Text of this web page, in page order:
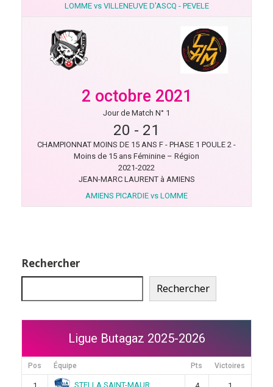
LOMME vs VILLENEUVE D'ASCQ - PEVELE
2 octobre 2021
Jour de Match N° 1
20 - 21
CHAMPIONNAT MOINS DE 15 ANS F - PHASE 1 POULE 2 -
Moins de 15 ans Féminine – Région
2021-2022
JEAN-MARC LAURENT à AMIENS
AMIENS PICARDIE vs LOMME
Rechercher
Rechercher
Ligue Butagaz 2025-2026
Pos Équipe Pts Victoires
STELLA SAINT-MAUR